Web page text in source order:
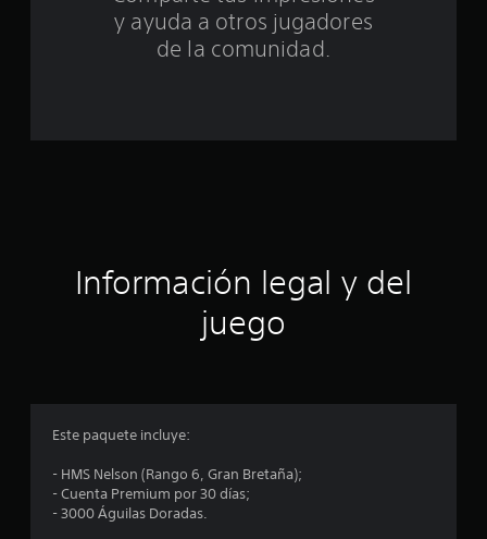
n
e
y ayuda a otros jugadores
de la comunidad.
Información legal y del
juego
Este paquete incluye:
- HMS Nelson (Rango 6, Gran Bretaña);
- Cuenta Premium por 30 días;
- 3000 Águilas Doradas.